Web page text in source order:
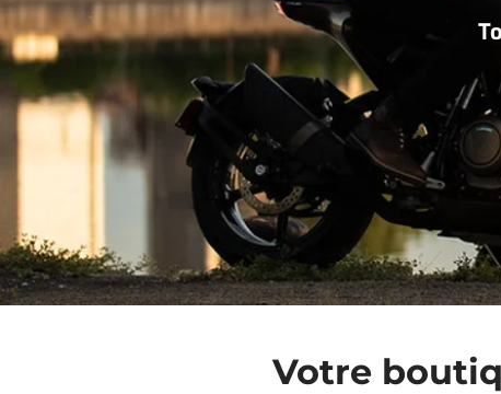
Votre